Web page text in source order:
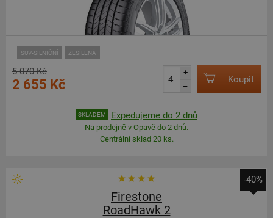
SUV-SILNIČNÍ ZESÍLENÁ
5 070 Kč
2 655 Kč
+
–
Koupit
SKLADEM Expedujeme do 2 dnů
Na prodejně v Opavě do 2 dnů.
Centrální sklad 20 ks.
-40%
Firestone
RoadHawk 2